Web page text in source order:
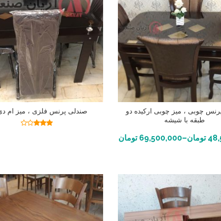
چوبی ، میز چوبی ارکیده دو
طبقه با شیشه
تومان–
69,500,000 تومان انتخاب گزینه ها
صندلی پرنس فلزی ، میز ام
اطلاعات بیشتر